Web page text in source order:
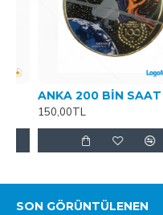
ANKA 200 BİN SAAT
150,00TL
SON GÖRÜNTÜLENEN